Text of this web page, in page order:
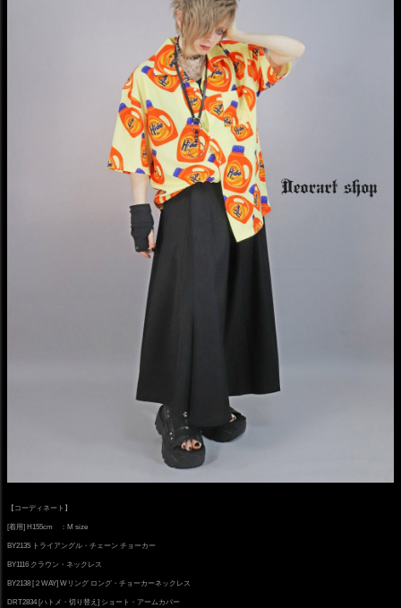
【コーディネート】
[着用] H155cm ：M size
BY2135 トライアングル・チェーン チョーカー
BY1116 クラウン・ネックレス
BY2138 [２WAY] Wリング ロング・チョーカーネックレス
DRT2834 [ハトメ・切り替え] ショート・アームカバー